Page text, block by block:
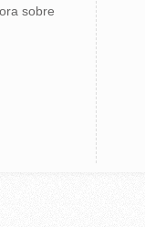
sobre